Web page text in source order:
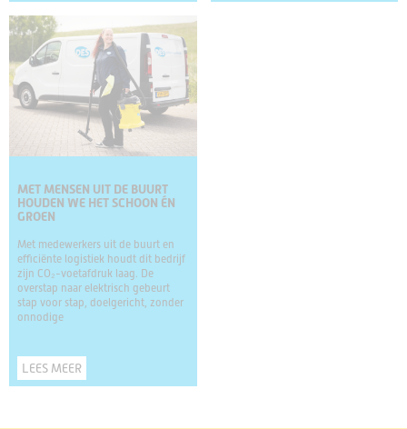
MET MENSEN UIT DE BUURT
HOUDEN WE HET SCHOON ÉN
GROEN
Met medewerkers uit de buurt en
efficiënte logistiek houdt dit bedrijf
zijn CO₂-voetafdruk laag. De
overstap naar elektrisch gebeurt
stap voor stap, doelgericht, zonder
onnodige
LEES MEER